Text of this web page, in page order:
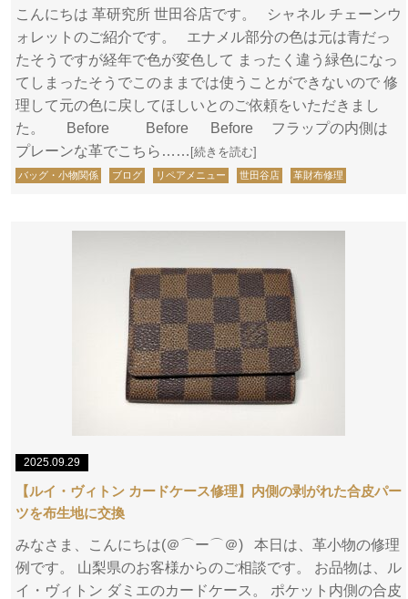
こんにちは 革研究所 世田谷店です。 シャネル チェーンウ
ォレットのご紹介です。 エナメル部分の色は元は青だっ
たそうですが経年で色が変色して まったく違う緑色になっ
てしまったそうでこのままでは使うことができないので 修
理して元の色に戻してほしいとのご依頼をいただきまし
た。 Before Before Before フラップの内側は
プレーンな革でこちら…… [続きを読む]
バッグ・小物関係 ブログ リペアメニュー 世田谷店 革財布修理
2025.09.29
【ルイ・ヴィトン カードケース修理】内側の剥がれた合皮パー
ツを布生地に交換
みなさま、こんにちは(＠⌒ー⌒＠) 本日は、革小物の修理
例です。 山梨県のお客様からのご相談です。 お品物は、ル
イ・ヴィトン ダミエのカードケース。 ポケット内側の合皮